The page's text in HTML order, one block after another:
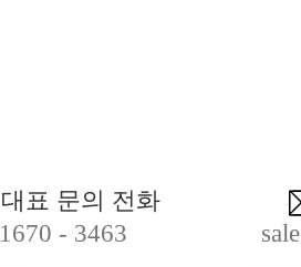
대표 문의 전화
1670 - 3463